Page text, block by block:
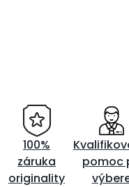
100%
záruka
originality
pomoc